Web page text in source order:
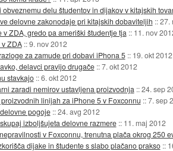
obveznemu delu študentov in dijakov v kitajskih
delovne zakonodaje pri kitajskih dobaviteljih ::27.
v ZDA, gredo pa ameriški študentje tja :: 11. nov
ZDA ::9. nov 2012
za zamude pri dobavi iPhona 5 :: 19. okt 2012
delavci pravijo drugače ::7. okt 2012
stavkajo ::6. okt 2012
zaradi nemirov ustavljena proizvodnja ::24. sep
linijah za iPhone 5 v Foxconnu ::7. sep
pogoje ::24. avg 2012
izboljšujeta delovne razmere :: 11. maj 2012
v Foxconnu, trenutna plača okrog 250
dijake in študente s slabo plačano prakso ::